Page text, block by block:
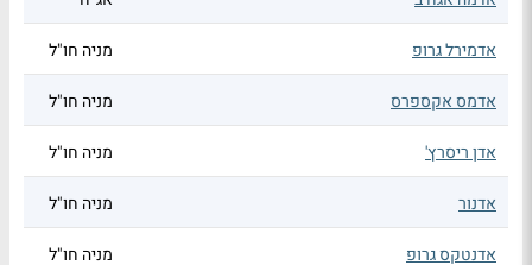
אדמירל גרופ מניה חו"ל
אדמס אקספרס מניה חו"ל
אדן ריסרץ' מניה חו"ל
אדנור מניה חו"ל
אדנטקס גרופ מניה חו"ל